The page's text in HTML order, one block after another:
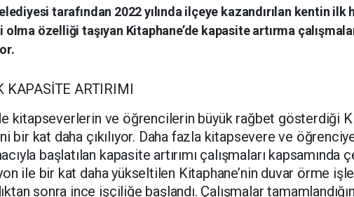
tarafından 2022 yılında ilçeye kazandırılan kentin ilk
olma özelliği taşıyan Kitaphane’de kapasite artırma
KAPASİTE ARTIRIMI
kitapseverlerin ve öğrencilerin büyük rağbet gösterdiği
bir kat daha çıkılıyor. Daha fazla kitapsevere ve
başlatılan kapasite artırımı çalışmaları kapsamında
ile bir kat daha yükseltilen Kitaphane’nin duvar örme
sonra ince işçiliğe başlandı. Çalışmalar